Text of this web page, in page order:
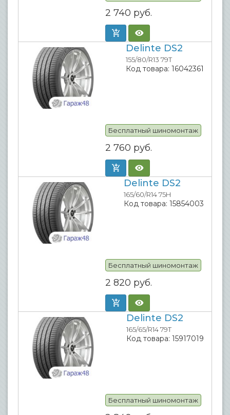
2 740 руб.
Delinte DS2
155/80/R13 79T
Код товара: 16042361
Бесплатный шиномонтаж
2 760 руб.
Delinte DS2
165/60/R14 75H
Код товара: 15854003
Бесплатный шиномонтаж
2 820 руб.
Delinte DS2
165/65/R14 79T
Код товара: 15917019
Бесплатный шиномонтаж